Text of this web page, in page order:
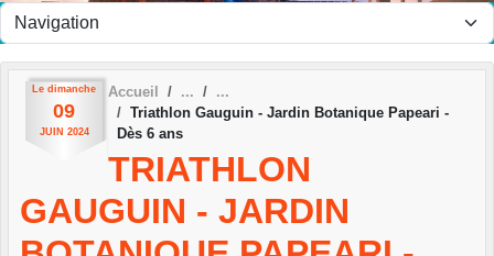
Le dimanche
09
JUIN 2024
Accueil
Triathlon Gauguin - Jardin Botanique Papeari -
Dès 6 ans
TRIATHLON
GAUGUIN - JARDIN